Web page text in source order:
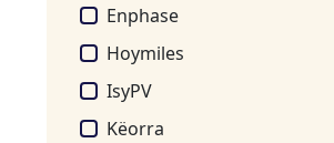
Enphase
Hoymiles
IsyPV
Këorra